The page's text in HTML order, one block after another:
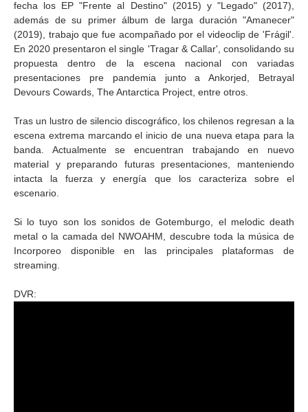
fecha los EP "Frente al Destino" (2015) y "Legado" (2017),
además de su primer álbum de larga duración "Amanecer"
(2019), trabajo que fue acompañado por el videoclip de 'Frágil'.
En 2020 presentaron el single 'Tragar & Callar', consolidando su
propuesta dentro de la escena nacional con variadas
presentaciones pre pandemia junto a Ankorjed, Betrayal
Devours Cowards, The Antarctica Project, entre otros.
Tras un lustro de silencio discográfico, los chilenos regresan a la
escena extrema marcando el inicio de una nueva etapa para la
banda. Actualmente se encuentran trabajando en nuevo
material y preparando futuras presentaciones, manteniendo
intacta la fuerza y energía que los caracteriza sobre el
escenario.
Si lo tuyo son los sonidos de Gotemburgo, el melodic death
metal o la camada del NWOAHM, descubre toda la música de
Incorporeo disponible en las principales plataformas de
streaming.
DVR: